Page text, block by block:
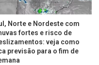
Norte e Nordeste com
fortes e risco de
veja como
previsão para o fim de